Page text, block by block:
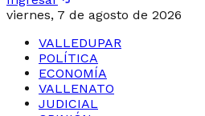
viernes, 7 de agosto de 2026
VALLEDUPAR
POLÍTICA
ECONOMÍA
VALLENATO
JUDICIAL